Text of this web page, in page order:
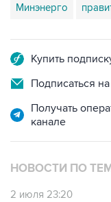
Минэнерго
Купить
Подписаться
Получать
канале
НОВОСТИ ПО
2 июля 23:20